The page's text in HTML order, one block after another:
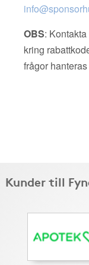
OBS:
kring
frågor
Kunder till